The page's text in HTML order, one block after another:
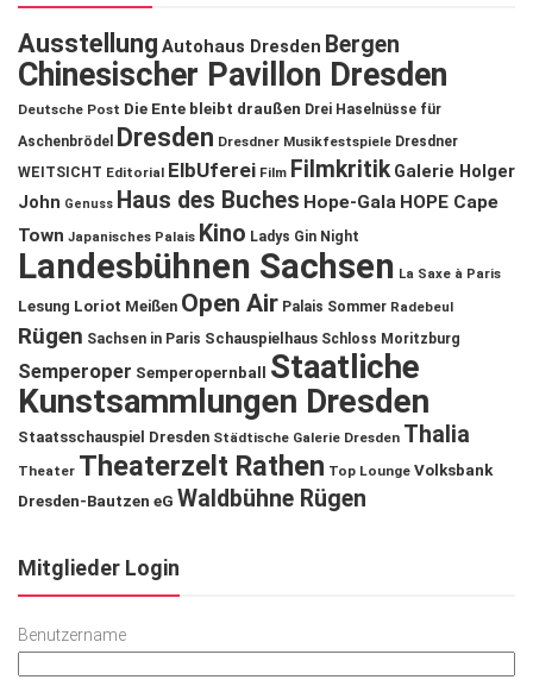
Ausstellung Autohaus Dresden Bergen
Chinesischer Pavillon Dresden
Deutsche Post Die Ente bleibt draußen Drei Haselnüsse für
Aschenbrödel
Dresden Dresdner Musikfestspiele Dresdner
WEITSICHT Editorial ElbUferei Film Filmkritik Galerie Holger
John Genuss Haus des Buches Hope-Gala HOPE Cape
Town Japanisches Palais Kino Ladys Gin Night
Landesbühnen Sachsen La Saxe à Paris
Lesung Loriot Meißen Open Air Palais Sommer Radebeul
Rügen Sachsen in Paris Schauspielhaus Schloss Moritzburg
Semperoper Semperopernball
Staatliche
Kunstsammlungen Dresden
Staatsschauspiel Dresden Städtische Galerie Dresden Thalia
Theater Theaterzelt Rathen Top Lounge Volksbank
Dresden-Bautzen eG Waldbühne Rügen
Mitglieder Login
Benutzername